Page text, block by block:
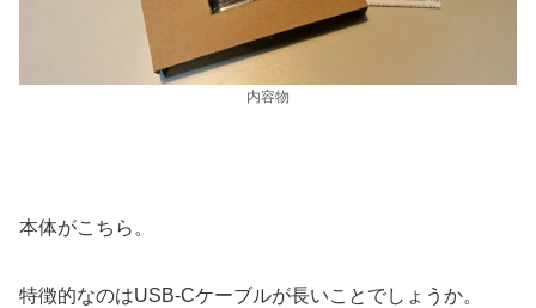
内容物
本体がこちら。
特徴的なのはUSB-Cケーブルが長いことでしょうか。